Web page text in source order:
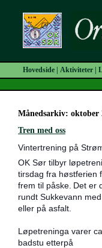
Hovedside Aktiviteter
Månedsarkiv: oktober
Tren med oss
Vintertrening på
OK Sør tilbyr
tirsdag fra høstferien
frem til påske. Det er
rundt Sukkevann
eller på asfalt.
Løpetreninga varer
badstu etterpå